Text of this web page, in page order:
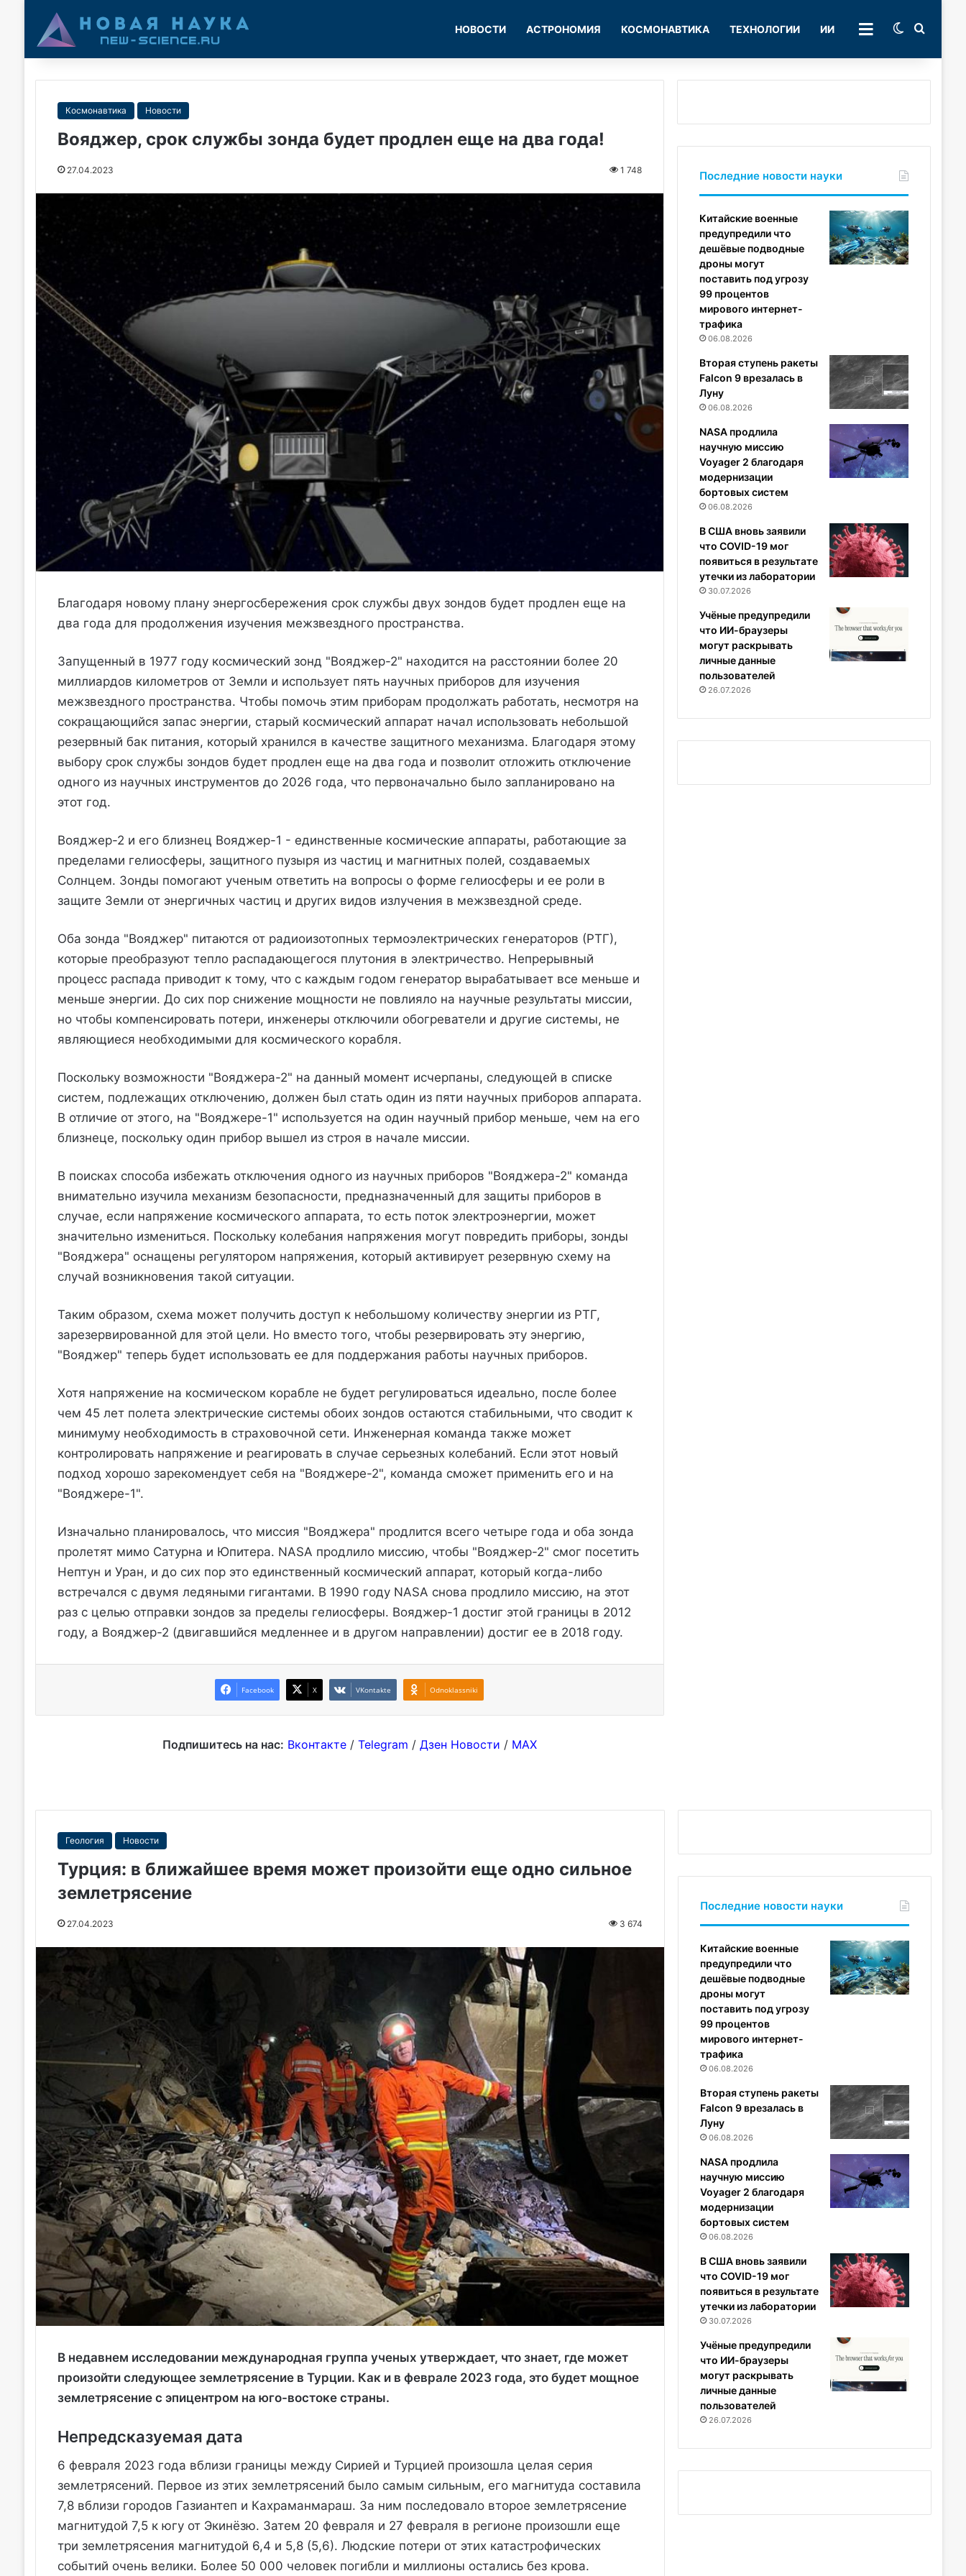
НОВОСТИ АСТРОНОМИЯ КОСМОНАВТИКА ТЕХНОЛОГИИ ИИ РУБРИКИSwitch skin
Космонавтика Новости
Вояджер, срок службы зонда будет продлен еще на два года!
27.04.2023 1 748
Благодаря новому плану энергосбережения срок службы двух зондов будет продлен еще на
два года для продолжения изучения межзвездного пространства.
Запущенный в 1977 году космический зонд "Вояджер-2" находится на расстоянии более 20
миллиардов километров от Земли и использует пять научных приборов для изучения
межзвездного пространства. Чтобы помочь этим приборам продолжать работать, несмотря на
сокращающийся запас энергии, старый космический аппарат начал использовать небольшой
резервный бак питания, который хранился в качестве защитного механизма. Благодаря этому
выбору срок службы зондов будет продлен еще на два года и позволит отложить отключение
одного из научных инструментов до 2026 года, что первоначально было запланировано на
этот год.
Вояджер-2 и его близнец Вояджер-1 - единственные космические аппараты, работающие за
пределами гелиосферы, защитного пузыря из частиц и магнитных полей, создаваемых
Солнцем. Зонды помогают ученым ответить на вопросы о форме гелиосферы и ее роли в
защите Земли от энергичных частиц и других видов излучения в межзвездной среде.
Оба зонда "Вояджер" питаются от радиоизотопных термоэлектрических генераторов (РТГ),
которые преобразуют тепло распадающегося плутония в электричество. Непрерывный
процесс распада приводит к тому, что с каждым годом генератор вырабатывает все меньше и
меньше энергии. До сих пор снижение мощности не повлияло на научные результаты миссии,
но чтобы компенсировать потери, инженеры отключили обогреватели и другие системы, не
являющиеся необходимыми для космического корабля.
Поскольку возможности "Вояджера-2" на данный момент исчерпаны, следующей в списке
систем, подлежащих отключению, должен был стать один из пяти научных приборов аппарата.
В отличие от этого, на "Вояджере-1" используется на один научный прибор меньше, чем на его
близнеце, поскольку один прибор вышел из строя в начале миссии.
В поисках способа избежать отключения одного из научных приборов "Вояджера-2" команда
внимательно изучила механизм безопасности, предназначенный для защиты приборов в
случае, если напряжение космического аппарата, то есть поток электроэнергии, может
значительно измениться. Поскольку колебания напряжения могут повредить приборы, зонды
"Вояджера" оснащены регулятором напряжения, который активирует резервную схему на
случай возникновения такой ситуации.
Таким образом, схема может получить доступ к небольшому количеству энергии из РТГ,
зарезервированной для этой цели. Но вместо того, чтобы резервировать эту энергию,
"Вояджер" теперь будет использовать ее для поддержания работы научных приборов.
Хотя напряжение на космическом корабле не будет регулироваться идеально, после более
чем 45 лет полета электрические системы обоих зондов остаются стабильными, что сводит к
минимуму необходимость в страховочной сети. Инженерная команда также может
контролировать напряжение и реагировать в случае серьезных колебаний. Если этот новый
подход хорошо зарекомендует себя на "Вояджере-2", команда сможет применить его и на
"Вояджере-1".
Изначально планировалось, что миссия "Вояджера" продлится всего четыре года и оба зонда
пролетят мимо Сатурна и Юпитера. NASA продлило миссию, чтобы "Вояджер-2" смог посетить
Нептун и Уран, и до сих пор это единственный космический аппарат, который когда-либо
встречался с двумя ледяными гигантами. В 1990 году NASA снова продлило миссию, на этот
раз с целью отправки зондов за пределы гелиосферы. Вояджер-1 достиг этой границы в 2012
году, а Вояджер-2 (двигавшийся медленнее и в другом направлении) достиг ее в 2018 году.
Facebook X VKontakte Odnoklassniki
Подпишитесь на нас: Вконтакте/ Telegram / Дзен Новости / MAX
Последние новости науки
Китайские военные
предупредили что
дешёвые подводные
дроны могут
поставить под угрозу
99 процентов
мирового интернет-
трафика
06.08.2026
Вторая ступень ракеты
Falcon 9 врезалась в
Луну
06.08.2026
NASA продлила
научную миссию
Voyager 2 благодаря
модернизации
бортовых систем
06.08.2026
В США вновь заявили
что COVID-19 мог
появиться в результате
утечки из лаборатории
30.07.2026
Учёные предупредили
что ИИ-браузеры
могут раскрывать
личные данные
пользователей
26.07.2026